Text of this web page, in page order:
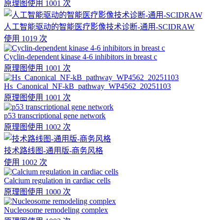
原理图使用 1001 次
人工智能驱动的智能医疗影像技术诊断-通用-SCIDRAW
使用 1019 次
Cyclin-dependent kinase 4-6 inhibitors in breast c
原理图使用 1001 次
Hs_Canonical_NF-kB_pathway_WP4562_20251103
原理图使用 1001 次
p53 transcriptional gene network
原理图使用 1002 次
技术路线图-通用版-商务风格
使用 1002 次
Calcium regulation in cardiac cells
原理图使用 1000 次
Nucleosome remodeling complex